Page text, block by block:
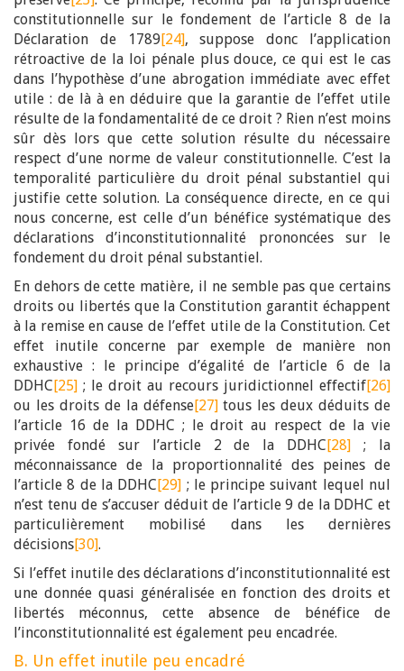
constitutionnelle sur le fondement de l’article 8 de la
Déclaration de 1789[24], suppose donc l’application
rétroactive de la loi pénale plus douce, ce qui est le cas
dans l’hypothèse d’une abrogation immédiate avec effet
utile : de là à en déduire que la garantie de l’effet utile
résulte de la fondamentalité de ce droit ? Rien n’est moins
sûr dès lors que cette solution résulte du nécessaire
respect d’une norme de valeur constitutionnelle. C’est la
temporalité particulière du droit pénal substantiel qui
justifie cette solution. La conséquence directe, en ce qui
nous concerne, est celle d’un bénéfice systématique des
déclarations d’inconstitutionnalité prononcées sur le
fondement du droit pénal substantiel.
En dehors de cette matière, il ne semble pas que certains
droits ou libertés que la Constitution garantit échappent
à la remise en cause de l’effet utile de la Constitution. Cet
effet inutile concerne par exemple de manière non
exhaustive : le principe d’égalité de l’article 6 de la
DDHC[25] ; le droit au recours juridictionnel effectif[26]
ou les droits de la défense[27]tous les deux déduits de
l’article 16 de la DDHC ; le droit au respect de la vie
privée fondé sur l’article 2 de la DDHC[28] ; la
méconnaissance de la proportionnalité des peines de
l’article 8 de la DDHC[29] ; le principe suivant lequel nul
n’est tenu de s’accuser déduit de l’article 9 de la DDHC et
particulièrement mobilisé dans les dernières
décisions[30].
Si l’effet inutile des déclarations d’inconstitutionnalité est
une donnée quasi généralisée en fonction des droits et
libertés méconnus, cette absence de bénéfice de
l’inconstitutionnalité est également peu encadrée.
B. Un effet inutile peu encadré